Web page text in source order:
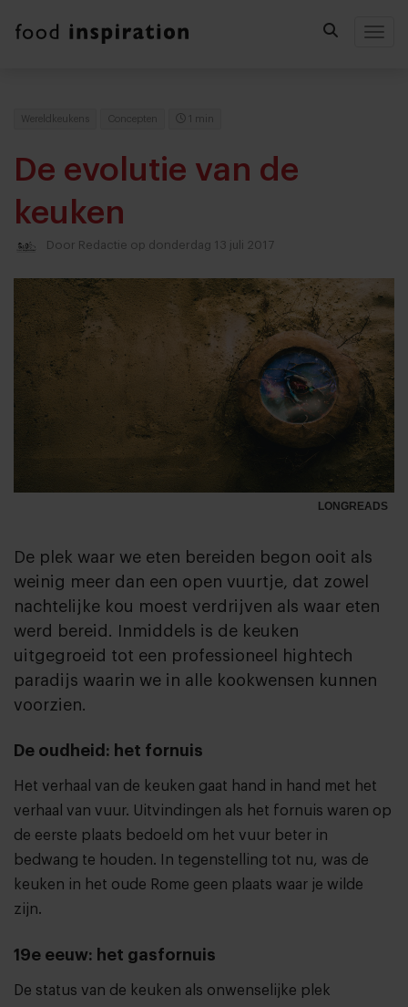
Wereldkeukens Concepten 1 min
De evolutie van de
keuken
Door Redactie op donderdag 13 juli 2017
LONGREADS
De plek waar we eten bereiden begon ooit als
weinig meer dan een open vuurtje, dat zowel
nachtelijke kou moest verdrijven als waar eten
werd bereid. Inmiddels is de keuken
uitgegroeid tot een professioneel hightech
paradijs waarin we in alle kookwensen kunnen
voorzien.
De oudheid: het fornuis
Het verhaal van de keuken gaat hand in hand met het
verhaal van vuur. Uitvindingen als het fornuis waren op
de eerste plaats bedoeld om het vuur beter in
bedwang te houden. In tegenstelling tot nu, was de
keuken in het oude Rome geen plaats waar je wilde
zijn.
19e eeuw: het gasfornuis
De status van de keuken als onwenselijke plek